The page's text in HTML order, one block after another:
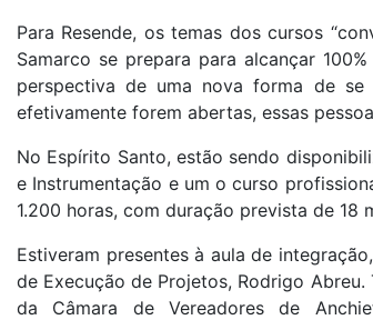
Para Resende, os temas dos cursos
Samarco se prepara para alcançar
perspectiva de uma nova forma de se
efetivamente forem abertas, essas
No Espírito Santo, estão sendo
e Instrumentação e um o curso
1.200 horas, com duração prevista de
Estiveram presentes à aula de
de Execução de Projetos, Rodrigo
da Câmara de Vereadores de